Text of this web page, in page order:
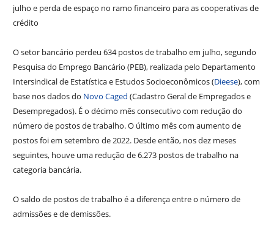
julho e perda de espaço no ramo financeiro para as cooperativas de
crédito
O setor bancário perdeu 634 postos de trabalho em julho, segundo
Pesquisa do Emprego Bancário (PEB), realizada pelo Departamento
Intersindical de Estatística e Estudos Socioeconômicos (Dieese), com
base nos dados do Novo Caged (Cadastro Geral de Empregados e
Desempregados). É o décimo mês consecutivo com redução do
número de postos de trabalho. O último mês com aumento de
postos foi em setembro de 2022. Desde então, nos dez meses
seguintes, houve uma redução de 6.273 postos de trabalho na
categoria bancária.
O saldo de postos de trabalho é a diferença entre o número de
admissões e de demissões.